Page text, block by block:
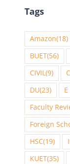
Tags
Amazon(18)
BUET(56)
CIVIL(9)
DU(23)
Faculty
Foreign
HSC(19)
KUET(35)